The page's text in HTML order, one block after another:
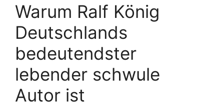
Warum Ralf König
Deutschlands
bedeutendster
lebender schwule
Autor ist